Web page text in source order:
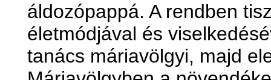
áldozópappá. A rendben
életmódjával és
tanács máriavölgyi, majd